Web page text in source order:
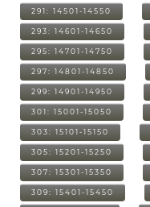
291: 14501-14550
293: 14601-14650
295: 14701-14750
297: 14801-14850
299: 14901-14950
301: 15001-15050
303: 15101-15150
305: 15201-15250
307: 15301-15350
309: 15401-15450